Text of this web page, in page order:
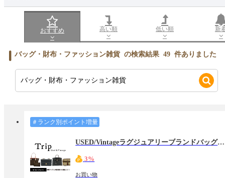
おすすめ 高い順 低い順 新
バッグ・財布・ファッション雑貨 の検索結果 49 件ありました
＃ランク別ポイント増量
USED/Vintageラグジュアリーブランドバッグの専門店【Trip】
3%
お買い物